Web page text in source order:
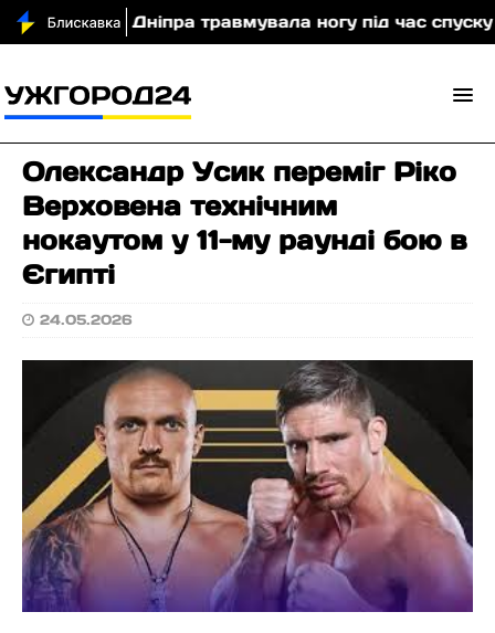
з Дніпра травмувала ногу під час спуску з
Олександр Усик переміг Ріко
Верховена технічним
нокаутом у 11-му раунді бою в
Єгипті
24.05.2026